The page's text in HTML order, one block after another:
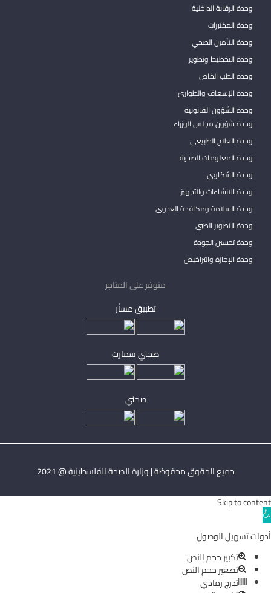
وحدة الرقابة الداخلية
وحدة المختبرات
وحدة التأمين الصحي
وحدة التخطيط وتطوير
وحدة الطب الخاص
وحدة الإسعاف والطوارئ
وحدة الشؤون القانونية
وحدة شؤون مجلس الوزراء
وحدة العلاج الطبيعي
وحدة المعلومات الصحية
وحدة الشكاوي
وحدة الانشاءات والتجهيز
وحدة السلامة ومكافحة العدوى
وحدة التصوير الطبي
وحدة تحسين الجودة
وحدة الإجازة والتراخيص
متوفر على المتاجر
تطبيق مساْر
صحتي سمارت
صحتي
جميع الحقوق محفوظة | وزارة الصحة الفلسطينية @ 2021
Skip to content
Open
toolbar
أدوات تسهيل الوصول
تكبير حجم النص
تصغير حجم النص
تدرج رمادي